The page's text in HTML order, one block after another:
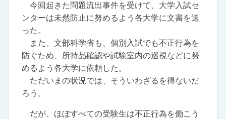
今回起きた問題流出事件を受けて、大学入試セ
ンターは未然防止に努めるよう各大学に文書を送
った。
また、文部科学省も、個別入試でも不正行為を
防ぐため、所持品確認や試験室内の巡視などに努
めるよう各大学に依頼した。
ただいまの状況では、そういわざるを得ないだ
ろう。
だが、ほぼすべての受験生は不正行為を働こう